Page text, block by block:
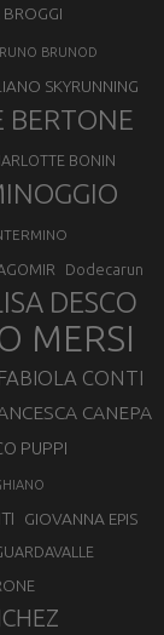
BROGGI
BRUNOD
SKYRUNNING
BERTONE
BONIN
Dodecarun
DESCO
MERSI
FABIOLA CONTI
CANEPA
PUPPI
GIOVANNA EPIS